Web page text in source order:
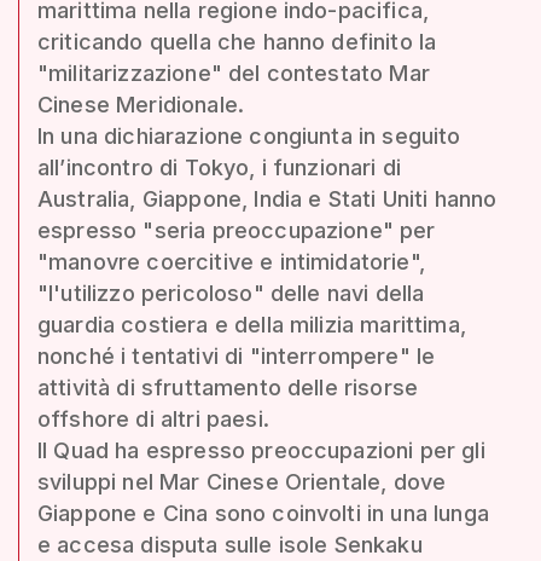
marittima nella regione indo-pacifica,
criticando quella che hanno definito la
"militarizzazione" del contestato Mar
Cinese Meridionale.
In una dichiarazione congiunta in seguito
all’incontro di Tokyo, i funzionari di
Australia, Giappone, India e Stati Uniti hanno
espresso "seria preoccupazione" per
"manovre coercitive e intimidatorie",
"l'utilizzo pericoloso" delle navi della
guardia costiera e della milizia marittima,
nonché i tentativi di "interrompere" le
attività di sfruttamento delle risorse
offshore di altri paesi.
Il Quad ha espresso preoccupazioni per gli
sviluppi nel Mar Cinese Orientale, dove
Giappone e Cina sono coinvolti in una lunga
e accesa disputa sulle isole Senkaku